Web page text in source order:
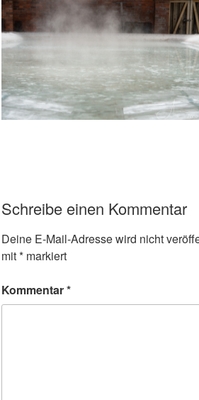
Schreibe einen Kommentar
Deine E-Mail-Adresse wird nicht
mit* markiert
Kommentar*